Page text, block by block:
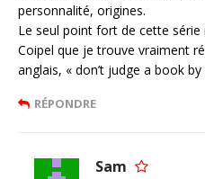
personnalité, origines.
Le seul point fort de cette série
Coipel que je trouve vraiment
anglais, « don’t judge a book
RÉPONDRE
Sam